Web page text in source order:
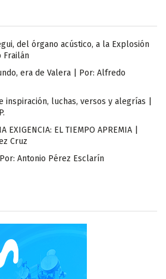
del órgano acústico, a la Explosión
Frailán
era de Valera | Por: Alfredo
inspiración, luchas, versos y alegrías |
EXIGENCIA: EL TIEMPO APREMIA |
Cruz
Antonio Pérez Esclarín